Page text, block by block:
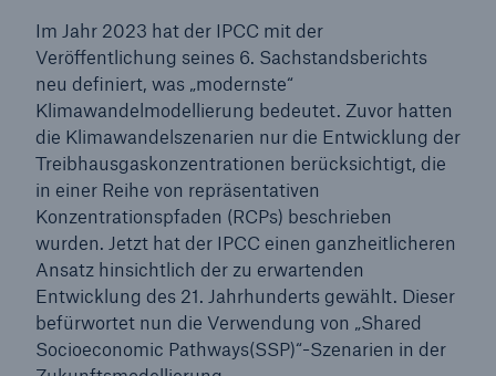
Im Jahr 2023 hat der IPCC mit der
Veröffentlichung seines 6. Sachstandsberichts
neu definiert, was „modernste“
Klimawandelmodellierung bedeutet. Zuvor hatten
die Klimawandelszenarien nur die Entwicklung der
Treibhausgaskonzentrationen berücksichtigt, die
in einer Reihe von repräsentativen
Konzentrationspfaden (RCPs) beschrieben
wurden. Jetzt hat der IPCC einen ganzheitlicheren
Ansatz hinsichtlich der zu erwartenden
Entwicklung des 21. Jahrhunderts gewählt. Dieser
befürwortet nun die Verwendung von „Shared
Socioeconomic Pathways(SSP)“-Szenarien in der